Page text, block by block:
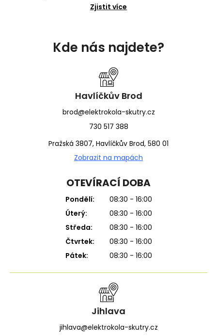
Zjistit více
Kde nás najdete?
Havlíčkův Brod
brod@elektrokola-skutry.cz
730 517 388
Pražská 3807, Havlíčkův Brod, 580 01
Zobrazit na mapách
OTEVÍRACÍ DOBA
Pondělí:
08:30 - 16:00
Úterý:
08:30 - 16:00
Středa:
08:30 - 16:00
Čtvrtek:
08:30 - 16:00
Pátek:
08:30 - 16:00
Jihlava
jihlava@elektrokola-skutry.cz